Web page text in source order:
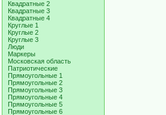
Квадратные 2
Квадратные 3
Квадратные 4
Круглые 1
Круглые 2
Круглые 3
Люди
Маркеры
Московская область
Патриотические
Прямоугольные 1
Прямоугольные 2
Прямоугольные 3
Прямоугольные 4
Прямоугольные 5
Прямоугольные 6